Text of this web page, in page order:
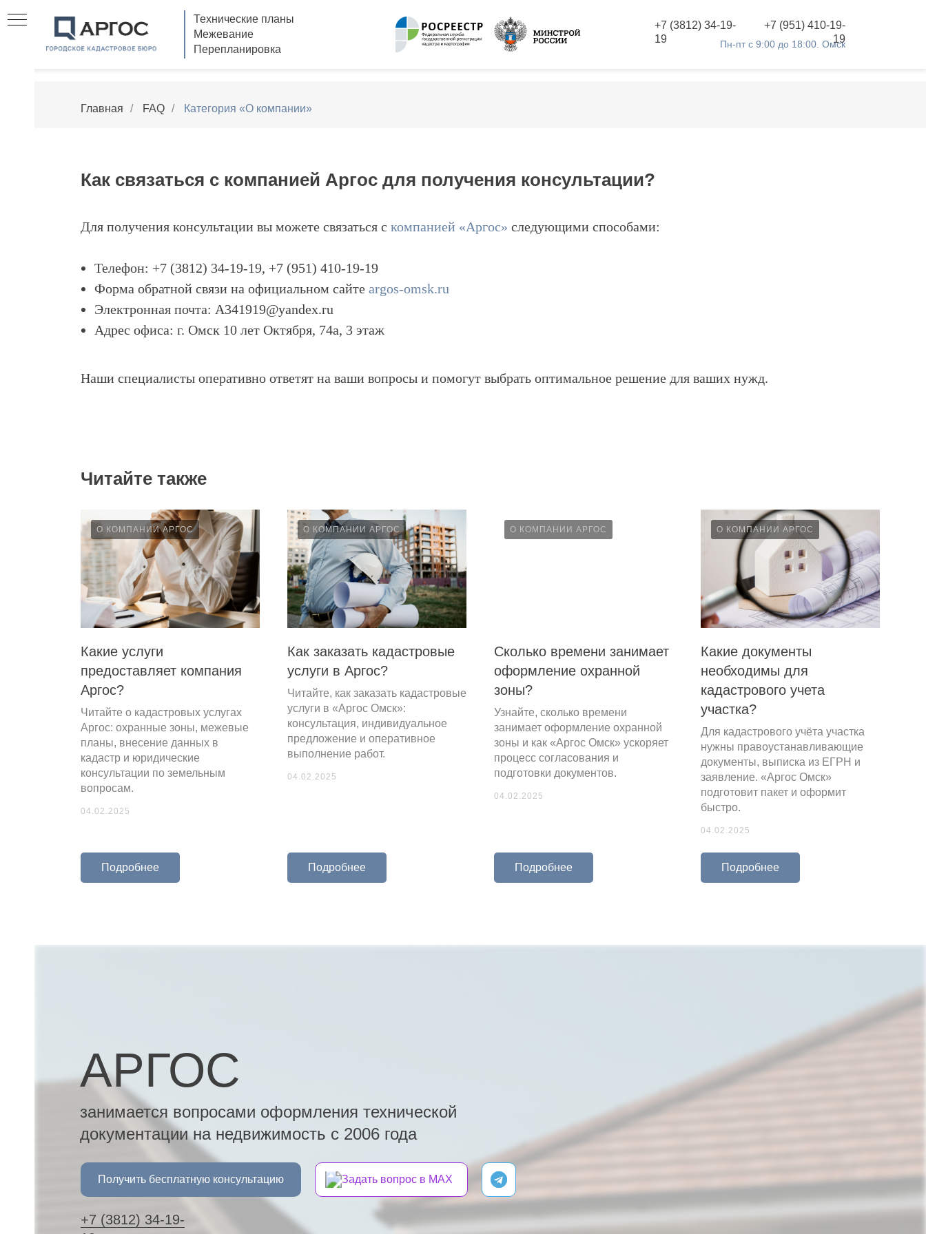
Технические планы
Межевание
Перепланировка
Пн-пт с 9:00 до 18:00. Омск
+7 (951) 410-19-
19
+7 (3812) 34-19-
19
Главная / FAQ / Категория «О компании»
Как связаться с компанией Аргос для получения консультации?
Для получения консультации вы можете связаться с компанией «Аргос» следующими способами:
Телефон: +7 (3812) 34-19-19, +7 (951) 410-19-19
Форма обратной связи на официальном сайте argos-omsk.ru
Электронная почта: A341919@yandex.ru
Адрес офиса: г. Омск 10 лет Октября, 74а, 3 этаж
Наши специалисты оперативно ответят на ваши вопросы и помогут выбрать оптимальное решение для ваших нужд.
Читайте также
О КОМПАНИИ АРГОС
Какие услуги
предоставляет компания
Аргос?
Читайте о кадастровых услугах
Аргос: охранные зоны, межевые
планы, внесение данных в
кадастр и юридические
консультации по земельным
вопросам.
04.02.2025
Подробнее
О КОМПАНИИ АРГОС
Как заказать кадастровые
услуги в Аргос?
Читайте, как заказать кадастровые
услуги в «Аргос Омск»:
консультация, индивидуальное
предложение и оперативное
выполнение работ.
04.02.2025
Подробнее
О КОМПАНИИ АРГОС
Сколько времени занимает
оформление охранной
зоны?
Узнайте, сколько времени
занимает оформление охранной
зоны и как «Аргос Омск» ускоряет
процесс согласования и
подготовки документов.
04.02.2025
Подробнее
О КОМПАНИИ АРГОС
Какие документы
необходимы для
кадастрового учета
участка?
Для кадастрового учёта участка
нужны правоустанавливающие
документы, выписка из ЕГРН и
заявление. «Аргос Омск»
подготовит пакет и оформит
быстро.
04.02.2025
Подробнее
АРГОС
занимается вопросами оформления технической
документации на недвижимость с 2006 года
Получить бесплатную консультацию
+7 (3812) 34-19-
Задать вопрос в MAX